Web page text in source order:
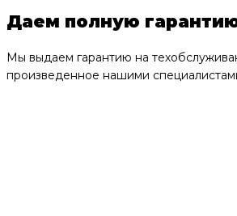
Даем полную
Мы выдаем гарантию на
произведенное нашими